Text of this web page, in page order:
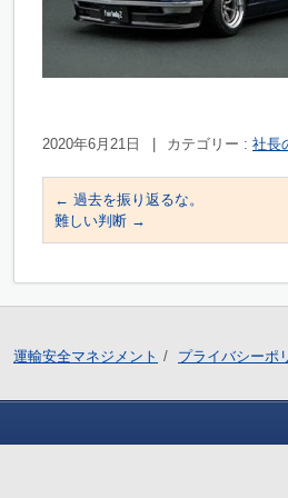
2020年6月21日 カテゴリー : 社長
← 過去を振り返るな。
難しい判断 →
運輸安全マネジメント プライバシーポ